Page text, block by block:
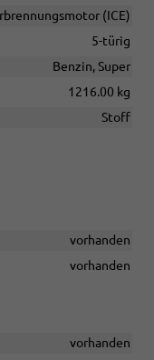
(ICE)
5-türig
Benzin, Super
1216.00 kg
Stoff
vorhanden
vorhanden
vorhanden